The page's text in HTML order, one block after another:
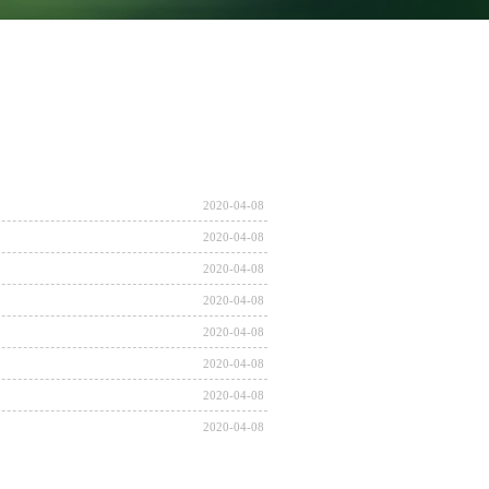
2020-04-08
2020-04-08
2020-04-08
2020-04-08
2020-04-08
2020-04-08
2020-04-08
2020-04-08